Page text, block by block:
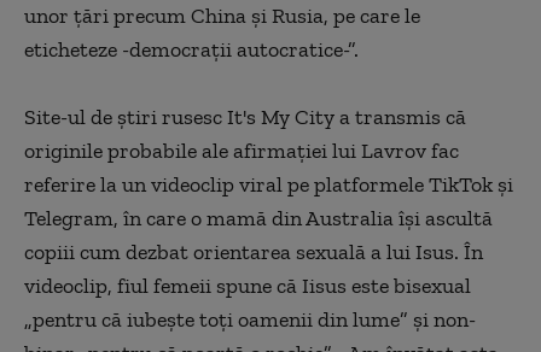
unor țări precum China și Rusia, pe care le
eticheteze -democrații autocratice-”.
Site-ul de știri rusesc It's My City a transmis că
originile probabile ale afirmației lui Lavrov fac
referire la un videoclip viral pe platformele TikTok și
Telegram, în care o mamă din Australia își ascultă
copiii cum dezbat orientarea sexuală a lui Isus. În
videoclip, fiul femeii spune că Iisus este bisexual
„pentru că iubește toți oamenii din lume” și non-